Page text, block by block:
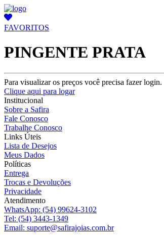
FAVORITOS
PINGENTE PRATA
Para visualizar os preços você precisa fazer login.
Clique aqui para logar
Institucional
Sobre a Safira
Fale Conosco
Trabalhe Conosco
Links Úteis
Lista de Desejos
Meus Dados
Políticas
Entrega
Trocas e Devoluções
Privacidade
Atendimento
WhatsApp: (54) 99624-3102
Tel: (54) 3443-1349
Email: suporte@safirajoias.com.br